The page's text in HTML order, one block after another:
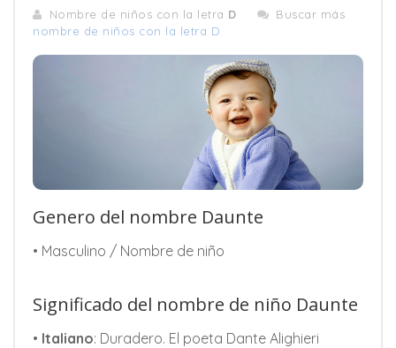
Nombre de niños con la letra D
Buscar más
nombre de niños con la letra D
Genero del nombre Daunte
• Masculino / Nombre de niño
Significado del nombre de niño Daunte
• Italiano: Duradero. El poeta Dante Alighieri